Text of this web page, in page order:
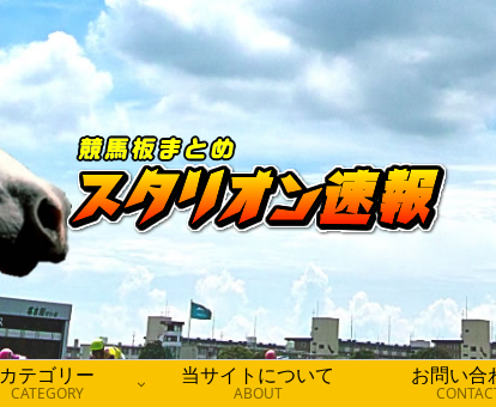
カテゴリー
CATEGORY
当サイトについて
ABOUT
お問い合